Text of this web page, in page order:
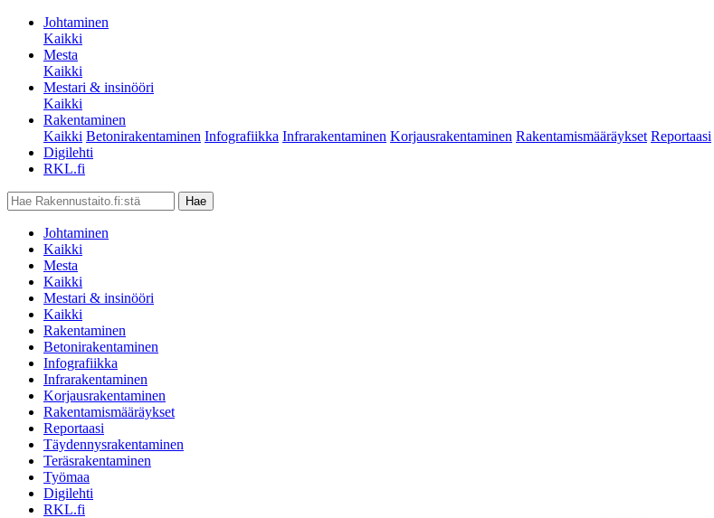
Johtaminen
Kaikki
Mesta
Kaikki
Mestari & insinööri
Kaikki
Rakentaminen
Kaikki Betonirakentaminen Infografiikka Infrarakentaminen Korjausrakentaminen Rakentamismääräykset Reportaasi
Digilehti
RKL.fi
Johtaminen
Kaikki
Mesta
Kaikki
Mestari & insinööri
Kaikki
Rakentaminen
Betonirakentaminen
Infografiikka
Infrarakentaminen
Korjausrakentaminen
Rakentamismääräykset
Reportaasi
Täydennysrakentaminen
Teräsrakentaminen
Työmaa
Digilehti
RKL.fi